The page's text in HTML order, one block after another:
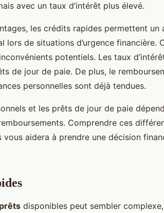
avec un taux d’intérêt plus élevé.
les crédits rapides permettent
lors de situations d’urgence financière.
potentiels. Les taux
de jour de paie. De plus, le
personnelles sont déjà tendues.
et les prêts de jour de paie
Comprendre ces
aidera à prendre une décision
disponibles peut sembler